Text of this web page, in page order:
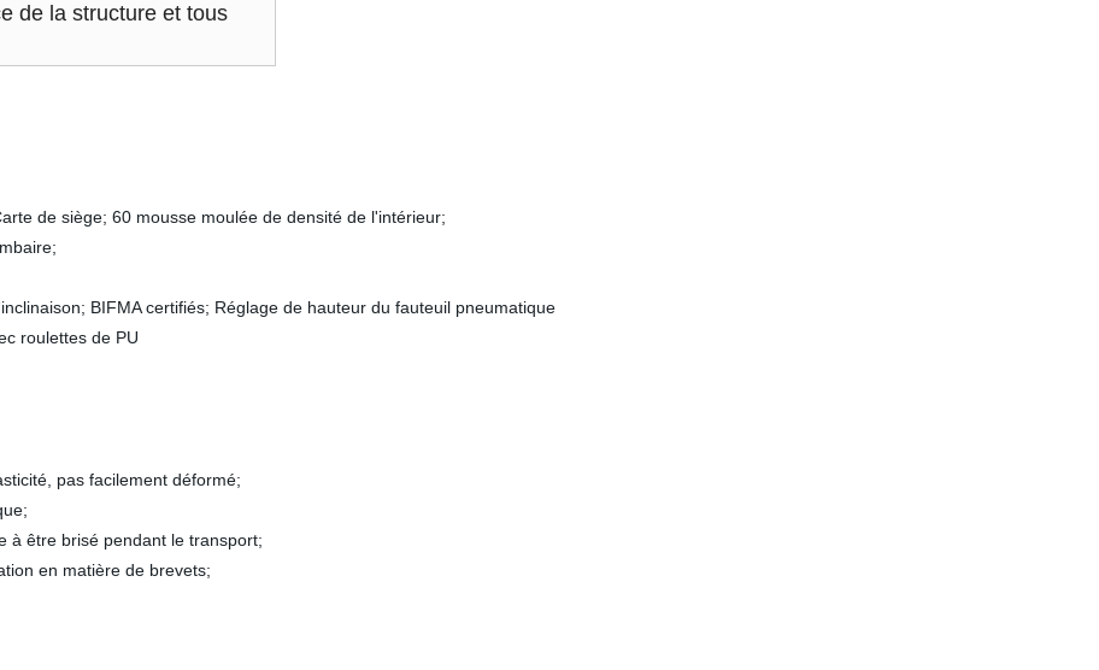
de la structure et tous
de siège; 60 mousse moulée de densité de l'intérieur;
BIFMA certifiés; Réglage de hauteur du fauteuil pneumatique
roulettes de PU
à l'intérieur, de haute élasticité, pas facilement déformé;
de soutien lombaire ergonomique;
l'espace et pas facile à être brisé pendant le transport;
Président, d'obtenir la certification en matière de brevets;
dur pour protéger le président;
pour vendre de nouveau.